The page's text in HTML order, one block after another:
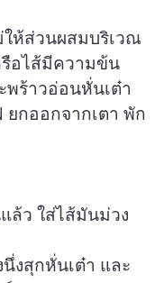
ให้ส่วนผสมบริเวณ
อไส้มีความข้น
พร้าวอ่อนหั่นเต๋า
กออกจากเตา พัก
ล้ว ใส่ไส้มันม่วง
งสุกหั่นเต๋า และ